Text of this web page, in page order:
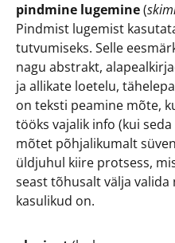
pindmine lugemine(
Pindmist lugemist
tutvumiseks. Selle
nagu abstrakt,
ja allikate loetelu,
on teksti peamine mõte,
tööks vajalik info (kui
mõtet põhjalikumalt
üldjuhul kiire protsess,
seast tõhusalt välja valida
kasulikud on.